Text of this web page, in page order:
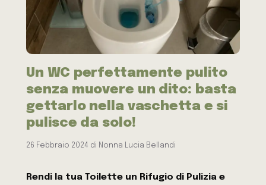
Un WC perfettamente pulito
senza muovere un dito: basta
gettarlo nella vaschetta e si
pulisce da solo!
26 Febbraio 2024 di Nonna Lucia Bellandi
Rendi la tua Toilette un Rifugio di Pulizia e